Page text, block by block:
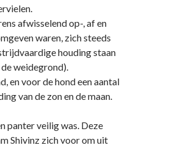
afwisselend op-, af en
waren, zich steeds
houding staan
weidegrond).
en voor de hond een aantal
van de zon en de maan.
panter veilig was. Deze
Shivinz zich voor om uit